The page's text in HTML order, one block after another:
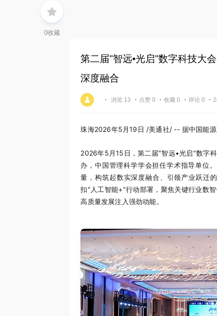
0收藏
第二届"智远•光启"数字科技大
深度融合
· 浏览 13 · 点赞 0 · 收藏 0 · 评论 0 ·
珠海2026年5月19日 /美通社/ -- 据中国能
2026年5月15日，第二届"智远•光启"数字
办，中国管理科学学会担任学术指导单位
量，构筑起数实深度融合、引领产业跃迁
扣"人工智能+"行动部署，聚焦关键行业数
高质量发展注入强劲动能。